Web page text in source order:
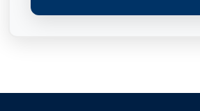
Tuzla Eşya Depolama Ve Tasfiye İhaleleri